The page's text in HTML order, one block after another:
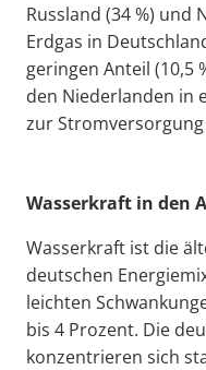
Russland (34 %) und
Erdgas in
geringen Anteil (10,5
den Niederlanden in
zur Stromversorgung
Wasserkraft in den
Wasserkraft ist die
deutschen
leichten
bis 4 Prozent. Die
konzentrieren sich